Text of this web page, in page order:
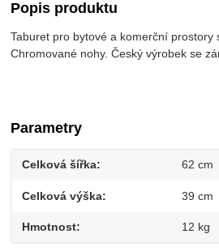
Popis produktu
Taburet pro bytové a komerční prostory
Chromované nohy. Český výrobek se
Parametry
Celková šířka 62 cm
Celková výška 39 cm
Hmotnost 12 kg